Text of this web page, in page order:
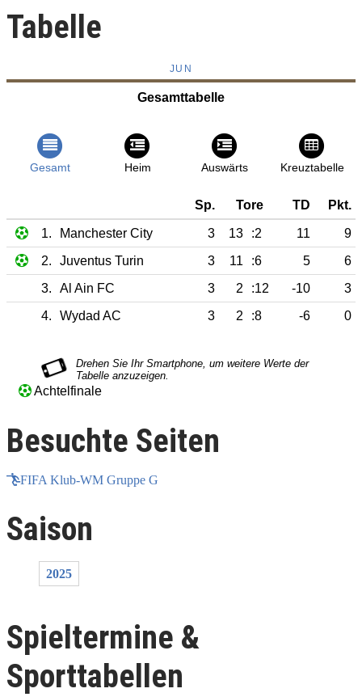
Tabelle
JUN
Gesamttabelle
Gesamt Heim Auswärts Kreuztabelle
Sp. Tore TD Pkt.
1. Manchester City 3 13 :2 11
9
2.
Juventus Turin 3 11 :6 5
6
3.
Al Ain FC 3 2 :12 -10
3
4.
Wydad AC 3 2 :8 -6 0
Achtelfinale
Besuchte Seiten
FIFA Klub-WM Gruppe G
Saison
2025
Spieltermine &
Sporttabellen